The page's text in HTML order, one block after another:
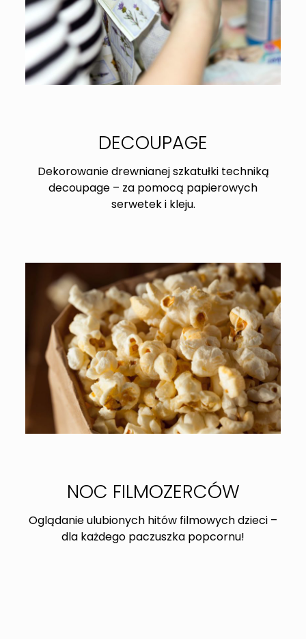
DECOUPAGE
Dekorowanie drewnianej szkatułki techniką
decoupage – za pomocą papierowych
serwetek i kleju.
NOC FILMOZERCÓW
Oglądanie ulubionych hitów filmowych dzieci –
dla każdego paczuszka popcornu!